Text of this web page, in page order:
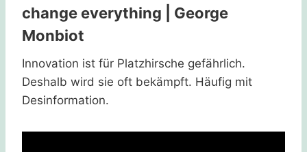
change everything | George
Monbiot
Innovation ist für Platzhirsche gefährlich.
Deshalb wird sie oft bekämpft. Häufig mit
Desinformation.